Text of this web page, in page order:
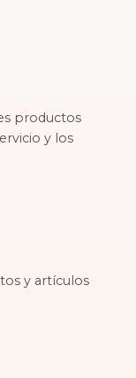
productos
y los
y artículos